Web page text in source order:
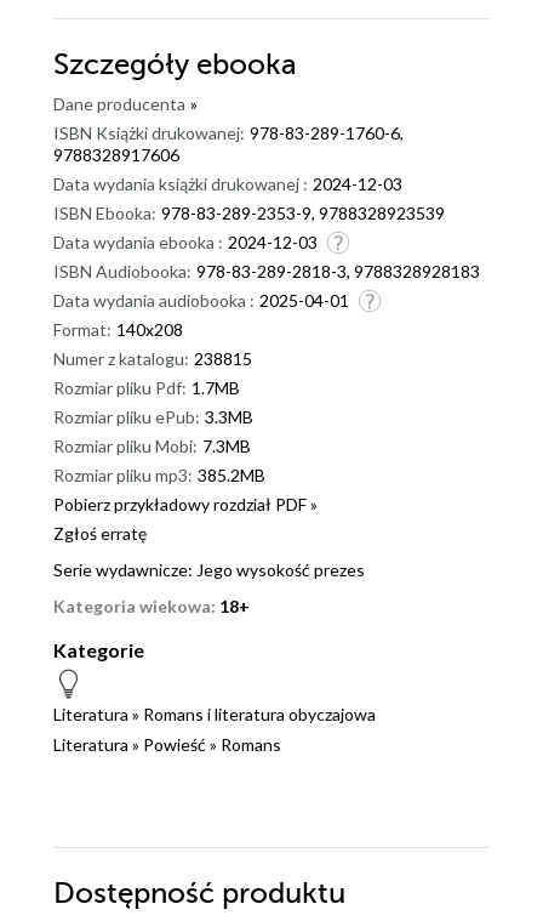
Szczegóły ebooka
Dane producenta »
ISBN Książki drukowanej: 978-83-289-1760-6,
9788328917606
Data wydania książki drukowanej : 2024-12-03
ISBN Ebooka: 978-83-289-2353-9, 9788328923539
Data wydania ebooka : 2024-12-03
ISBN Audiobooka: 978-83-289-2818-3, 9788328928183
Data wydania audiobooka : 2025-04-01
Format: 140x208
Numer z katalogu: 238815
Rozmiar pliku Pdf: 1.7MB
Rozmiar pliku ePub: 3.3MB
Rozmiar pliku Mobi: 7.3MB
Rozmiar pliku mp3: 385.2MB
Pobierz przykładowy rozdział PDF »
Zgłoś erratę
Serie wydawnicze: Jego wysokość prezes
Kategoria wiekowa: 18+
Kategorie
Literatura » Romans i literatura obyczajowa
Literatura » Powieść » Romans
Dostępność produktu